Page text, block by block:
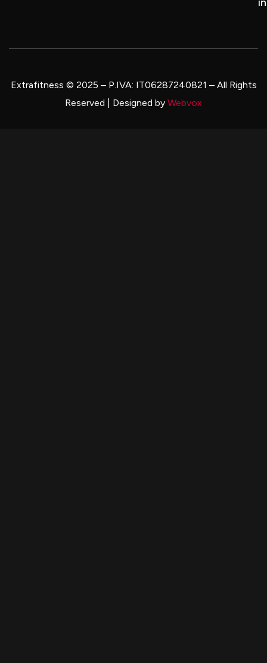
Extrafitness © 2025 – P.IVA: IT06287240821 – All Rights
Reserved | Designed by Webvox